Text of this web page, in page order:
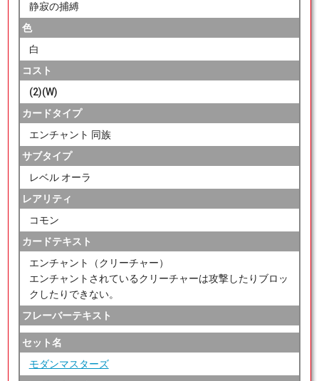
静寂の捕縛
色
白
コスト
(2)(W)
カードタイプ
エンチャント 同族
サブタイプ
レベル オーラ
レアリティ
コモン
カードテキスト
エンチャント（クリーチャー）
エンチャントされているクリーチャーは攻撃したりブロッ
クしたりできない。
フレーバーテキスト
セット名
モダンマスターズ